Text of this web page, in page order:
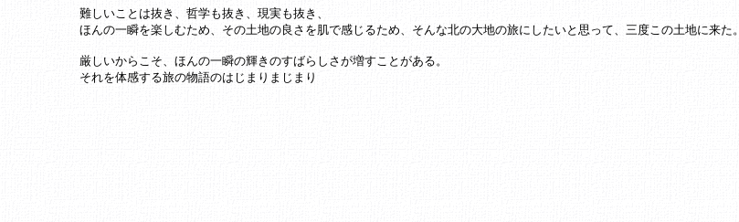
難しいことは抜き、哲学も抜き、現実も抜き、
ほんの一瞬を楽しむため、その土地の良さを肌で感じるため、そんな北の大地の旅にしたいと思って、三度この土地に来た。
厳しいからこそ、ほんの一瞬の輝きのすばらしさが増すことがある。
それを体感する旅の物語のはじまりまじまり